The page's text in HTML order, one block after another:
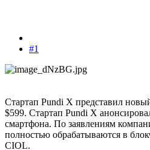
#1
Стартап Pundi X представил
$599. Стартап Pundi X
смартфона. По заявлениям
полностью обрабатываются в
CIOL.